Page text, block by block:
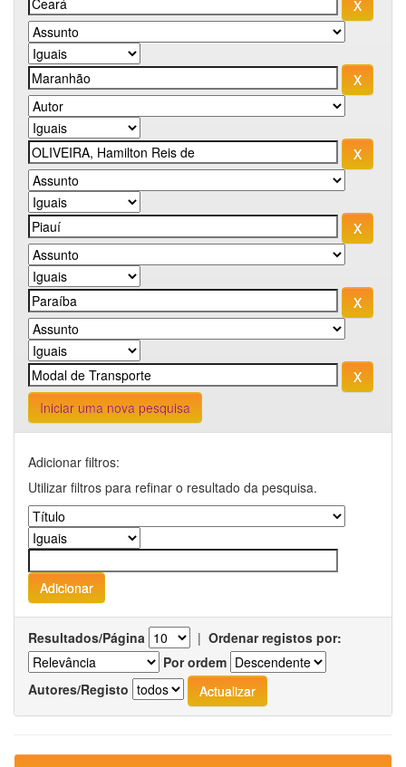
Iniciar uma nova pesquisa
Adicionar filtros:
Utilizar filtros para refinar o resultado da pesquisa.
Resultados/Página | Ordenar registos por:
Por ordem
Autores/Registo